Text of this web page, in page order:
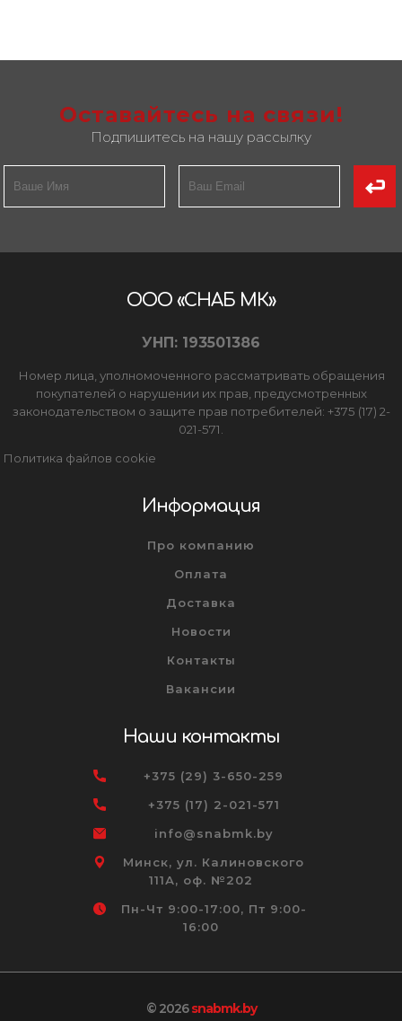
Оставайтесь на связи!
Подпишитесь на нашу рассылку
ООО «СНАБ МК»
УНП: 193501386
Номер лица, уполномоченного рассматривать обращения
покупателей о нарушении их прав, предусмотренных
законодательством о защите прав потребителей: +375 (17) 2-
021-571.
Политика файлов cookie
Информация
Про компанию
Оплата
Доставка
Новости
Контакты
Вакансии
Наши контакты
+375 (29) 3-650-259
+375 (17) 2-021-571
info@snabmk.by
Минск, ул. Калиновского
111А, оф. №202
Пн-Чт 9:00-17:00, Пт 9:00-
16:00
© 2026snabmk.by